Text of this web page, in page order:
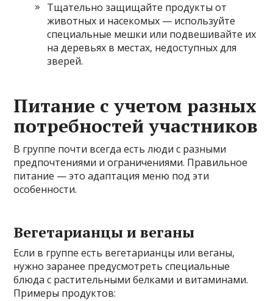
Тщательно защищайте продукты от
животных и насекомых — используйте
специальные мешки или подвешивайте их
на деревьях в местах, недоступных для
зверей.
Питание с учетом разных
потребностей участников
В группе почти всегда есть люди с разными
предпочтениями и ограничениями. Правильное
питание — это адаптация меню под эти
особенности.
Вегетарианцы и веганы
Если в группе есть вегетарианцы или веганы,
нужно заранее предусмотреть специальные
блюда с растительными белками и витаминами.
Примеры продуктов: